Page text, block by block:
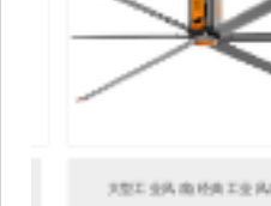
大型工业风扇(经典工业风扇)